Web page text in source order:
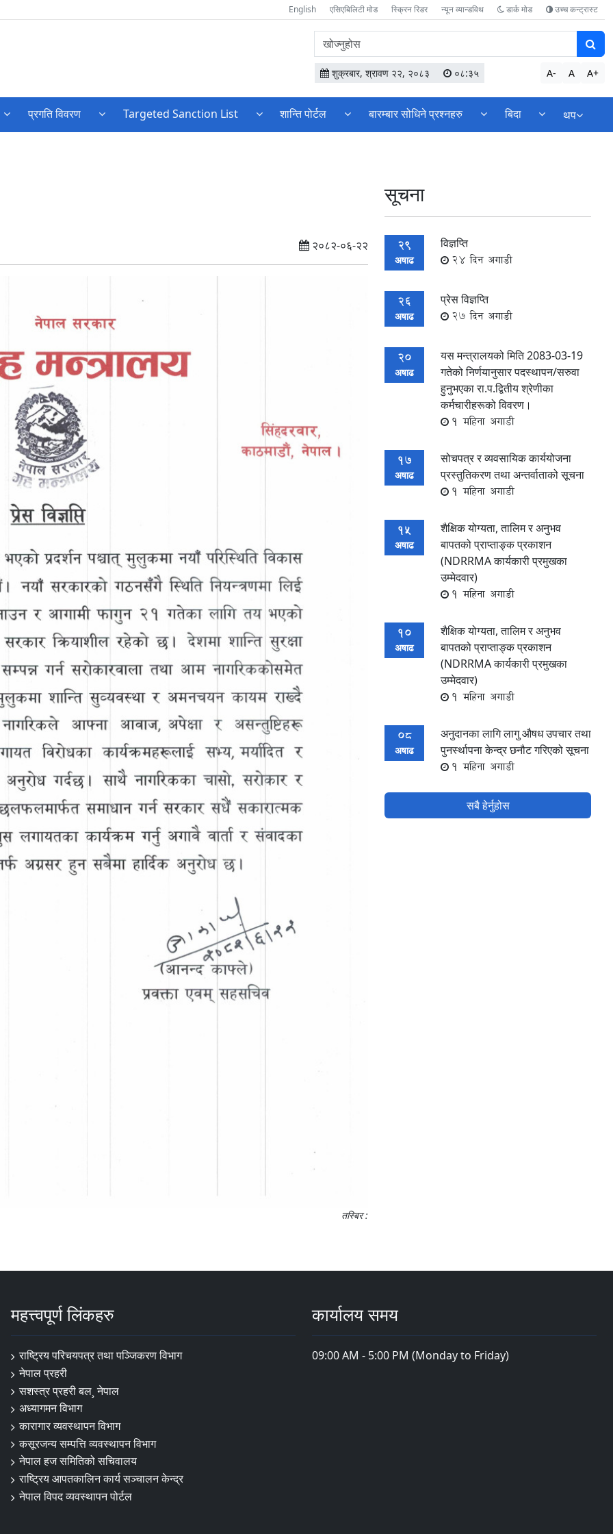
English एसिएबिलिटी मोड स्क्रिन रिडर न्यून व्यान्डविथ डार्क मोड उच्च कन्ट्रास्ट
वेबसाइटमा
सामग्री
खोज्नुहोस
शुक्रबार, श्रावण २२, २०८३ ०८:३५ A- A A+
प्रगति विवरण Targeted Sanction List शान्ति पोर्टल बारम्बार सोधिने प्रश्नहरु बिदा थप
२०८२-०६-२२
तस्बिर :
सूचना
29
अषाढ
विज्ञप्ति
24 दिन अगाडी
26
अषाढ
प्रेस विज्ञप्ति
27 दिन अगाडी
20
अषाढ
यस मन्त्रालयको मिति 2083-03-19
गतेको निर्णयानुसार पदस्थापन/सरुवा
हुनुभएका रा.प.द्वितीय श्रेणीका
कर्मचारीहरूको विवरण।
1 महिना अगाडी
17
अषाढ
सोचपत्र र व्यवसायिक कार्ययोजना
प्रस्तुतिकरण तथा अन्तर्वाताको सूचना
1 महिना अगाडी
15
अषाढ
शैक्षिक योग्यता, तालिम र अनुभव
बापतको प्राप्ताङ्क प्रकाशन
(NDRRMA कार्यकारी प्रमुखका
उम्मेदवार)
1 महिना अगाडी
10
अषाढ
शैक्षिक योग्यता, तालिम र अनुभव
बापतको प्राप्ताङ्क प्रकाशन
(NDRRMA कार्यकारी प्रमुखका
उम्मेदवार)
1 महिना अगाडी
08
अषाढ
अनुदानका लागि लागु औषध उपचार तथा
पुनर्स्थापना केन्द्र छनौट गरिएको सूचना
1 महिना अगाडी
सबै हेर्नुहोस
महत्त्वपूर्ण लिंकहरु
राष्ट्रिय परिचयपत्र तथा पञ्‍जिकरण विभाग
नेपाल प्रहरी
सशस्त्र प्रहरी बल¸ नेपाल
अध्यागमन विभाग
कारागार व्यवस्थापन विभाग
कसूरजन्य सम्पत्ति व्यवस्थापन विभाग
नेपाल हज समितिको सचिवालय
राष्ट्रिय आपतकालिन कार्य सञ्चालन केन्द्र
नेपाल विपद व्यवस्थापन पोर्टल
कार्यालय समय
09:00 AM - 5:00 PM (Monday to Friday)